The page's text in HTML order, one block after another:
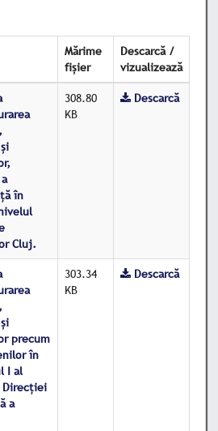
Mărime
fișier
Descarcă /
vizualizează
în
Cluj.
308.80
KB
Descarcă
precum
în
I al
Direcției
a
303.34
KB
Descarcă